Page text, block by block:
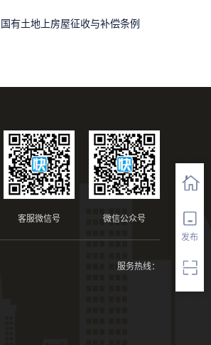
发布
· 国有土地上房屋征收与补偿条例
微信公众号
客服微信号
服务热线：